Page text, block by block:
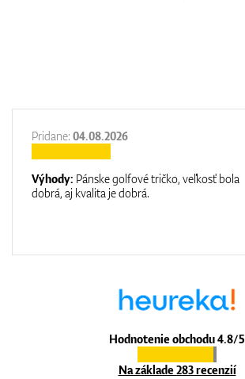
Hodnotenie obchodu 4.8/5
Na základe 283 recenzií
Pridane: 04.08.2026
Výhody: Pánske golfové tričko, veľkosť bola
dobrá, aj kvalita je dobrá.